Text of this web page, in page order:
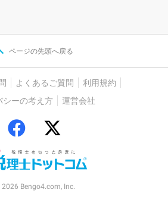
ページの先頭へ戻る
よくあるご質問
利用規約
シーの考え方
運営会社
Bengo4.com, Inc.